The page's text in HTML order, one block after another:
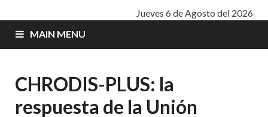
Adherencia –
Cronicidad –
Pacientes
Adherencia – Cronicidad – PacientesJueves 6 de Agosto del 2026
MAIN MENU
CHRODIS-PLUS: la
respuesta de la Unión